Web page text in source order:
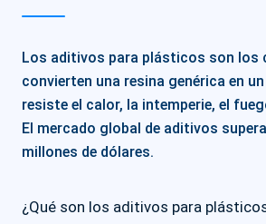
Los aditivos para plásticos son los
convierten una resina genérica en
resiste el calor, la intemperie, el
El mercado global de aditivos
millones de dólares.
¿Qué son los aditivos para